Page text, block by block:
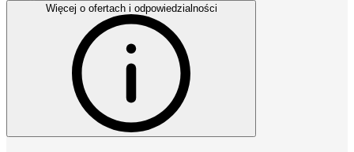
Więcej o ofertach i odpowiedzialności